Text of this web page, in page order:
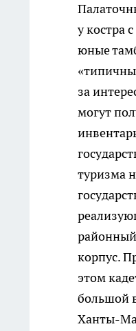
у костра
юные
за
могут
туризма
корпус.
этом
большой
Ханты-